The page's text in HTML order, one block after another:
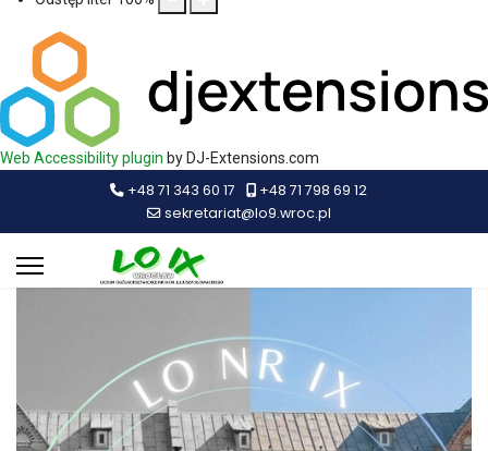
Web Accessibility plugin by DJ-Extensions.com
+48 71 343 60 17
+48 71 798 69 12
sekretariat@lo9.wroc.pl